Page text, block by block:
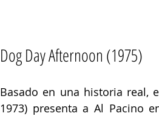
Dog Day Afternoon (1975)
Basado en una historia real,
1973) presenta a Al Pacino